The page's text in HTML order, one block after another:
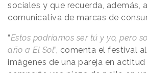
sociales y que recuerda, además,
comunicativa de marcas de
“Estos podríamos ser tú y yo, pero
año a El Sol”, comenta el festival
imágenes de una pareja en